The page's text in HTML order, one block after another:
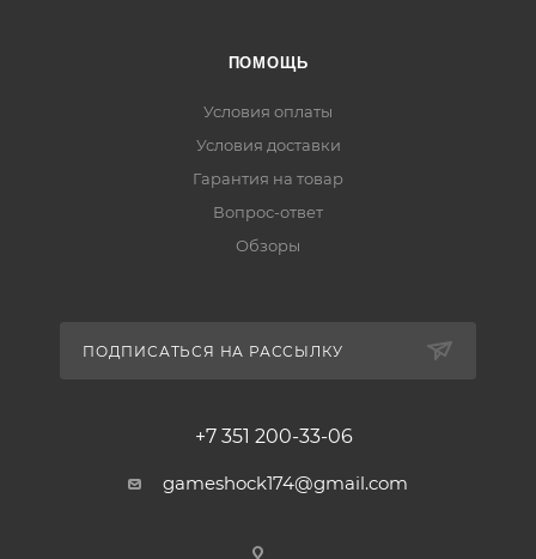
ПОМОЩЬ
Условия оплаты
Условия доставки
Гарантия на товар
Вопрос-ответ
Обзоры
ПОДПИСАТЬСЯ НА РАССЫЛКУ
+7 351 200-33-06
gameshock174@gmail.com